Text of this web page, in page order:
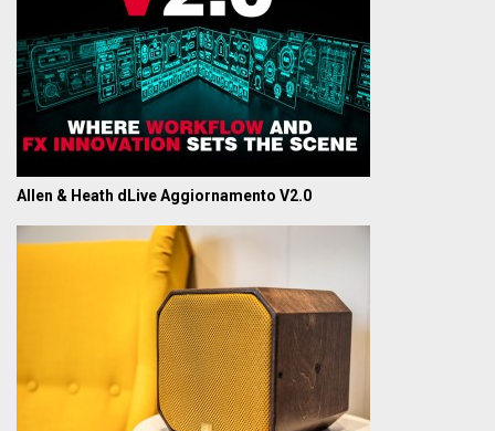
Allen & Heath dLive Aggiornamento V2.0